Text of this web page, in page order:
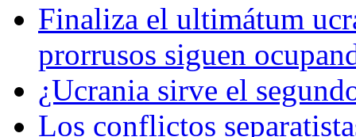
Finaliza el ultimátum
prorrusos siguen
¿Ucrania sirve el
Los conflictos